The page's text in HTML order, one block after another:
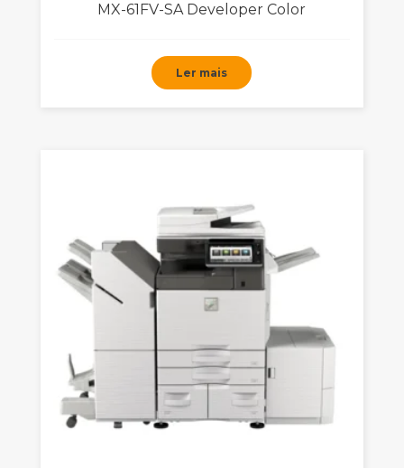
MX-61FV-SA Developer Color
Ler mais